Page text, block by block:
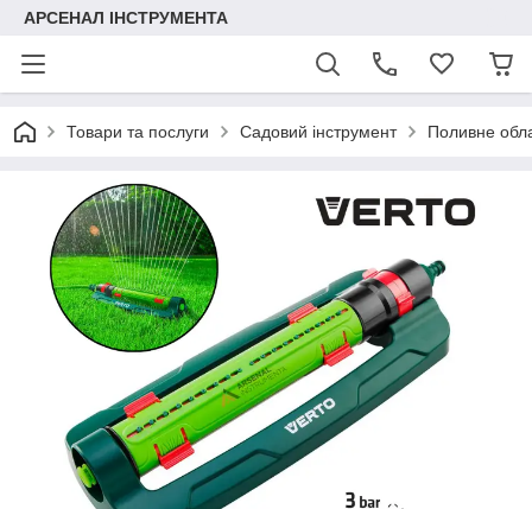
АРСЕНАЛ ІНСТРУМЕНТА
Товари та послуги Садовий інструмент Поливне